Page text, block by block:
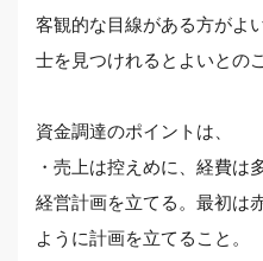
客観的な目線がある方がよ
士を見つけれるとよいとのこ
資金調達のポイントは、
・売上は控えめに、経費は
経営計画を立てる。最初は
ように計画を立てること。